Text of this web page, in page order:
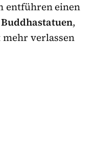
entführen einen
,
verlassen